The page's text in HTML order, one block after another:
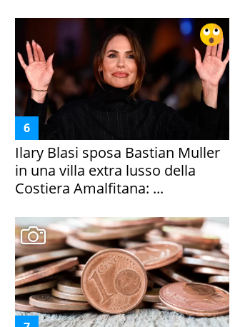
Ilary Blasi sposa Bastian Muller
in una villa extra lusso della
Costiera Amalfitana: ...